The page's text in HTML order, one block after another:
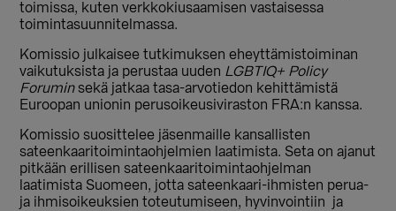
toimissa, kuten verkkokiusaamisen vastaisessa
toimintasuunnitelmassa.
Komissio julkaisee tutkimuksen eheyttämistoiminan
vaikutuksista ja perustaa uuden LGBTIQ+ Policy
Foruminsekä jatkaa tasa-arvotiedon kehittämistä
Euroopan unionin perusoikeusiviraston FRA:n kanssa.
Komissio suosittelee jäsenmaille kansallisten
sateenkaaritoimintaohjelmien laatimista. Seta on ajanut
pitkään erillisen sateenkaaritoimintaohjelman
laatimista Suomeen, jotta sateenkaari-ihmisten perua-
ja ihmisoikeuksien toteutumiseen, hyvinvointiin ja